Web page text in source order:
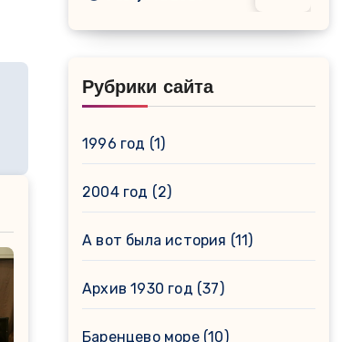
Рубрики сайта
1996 год (1)
2004 год (2)
А вот была история (11)
Архив 1930 год (37)
Баренцево море(10)